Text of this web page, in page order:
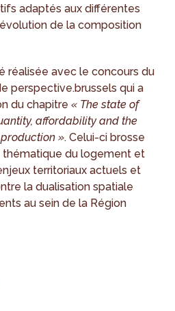
adaptés aux différentes
de la composition
réalisée avec le concours du
perspective.brussels qui a
du chapitre« The state of
affordability and the
». Celui-ci brosse
thématique du logement et
territoriaux actuels et
la dualisation spatiale
au sein de la Région